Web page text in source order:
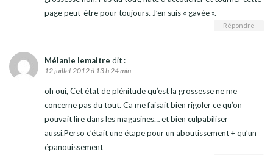
page peut-être pour toujours. J’en suis « gavée ».
Répondre
Mélanie lemaitre dit :
12 juillet 2012 à 13 h 24 min
oh oui, Cet état de plénitude qu’est la grossesse ne me
concerne pas du tout. Ca me faisait bien rigoler ce qu’on
pouvait lire dans les magasines… et bien culpabiliser
aussi.Perso c’était une étape pour un aboutissement + qu’un
épanouissement